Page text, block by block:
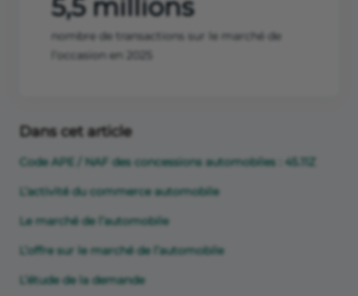
5,5 millions
nombre de transactions sur le marché de
l’occasion en 2025
Dans cet article
Code APE / NAF des concessions automobiles : 45.11Z
L’activité du commerce automobile
Le marché de l’automobile
L’offre sur le marché de l’automobile
L’étude de la demande